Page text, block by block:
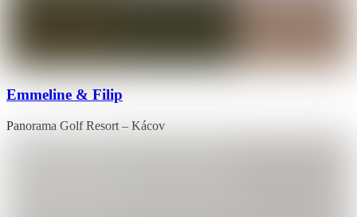
Emmeline & Filip
Panorama Golf Resort – Kácov